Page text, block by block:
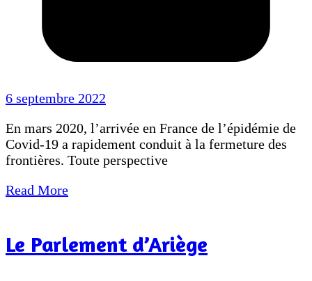
6 septembre 2022
En mars 2020, l’arrivée en France de l’épidémie de
Covid-19 a rapidement conduit à la fermeture des
frontières. Toute perspective
Read More
Le Parlement d’Ariège